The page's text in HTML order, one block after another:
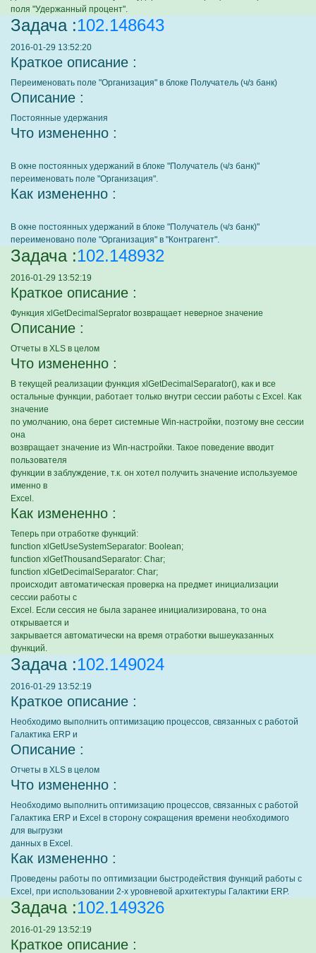
поля "Удержанный процент".
Задача :102.148643
2016-01-29 13:52:20
Краткое описание :
Переименовать поле "Организация" в блоке Получатель (ч/з банк)
Описание :
Постоянные удержания
Что измененно :
В окне постоянных удержаний в блоке "Получатель (ч/з банк)"
переименовать поле "Организация".
Как измененно :
В окне постоянных удержаний в блоке "Получатель (ч/з банк)"
переименовано поле "Организация" в "Контрагент".
Задача :102.148932
2016-01-29 13:52:19
Краткое описание :
Функция xlGetDecimalSeprator возвращает неверное значение
Описание :
Отчеты в XLS в целом
Что измененно :
В текущей реализации функция xlGetDecimalSeparator(), как и все
остальные функции, работает только внутри сессии работы с Excel. Как
значение
по умолчанию, она берет системные Win-настройки, поэтому вне сессии
она
возвращает значение из Win-настройки. Такое поведение вводит
пользователя
функции в заблуждение, т.к. он хотел получить значение используемое
именно в
Excel.
Как измененно :
Теперь при отработке функций:
function xlGetUseSystemSeparator: Boolean;
function xlGetThousandSeparator: Char;
function xlGetDecimalSeparator: Char;
происходит автоматическая проверка на предмет инициализации
сессии работы с
Excel. Если сессия не была заранее инициализирована, то она
открывается и
закрывается автоматически на время отработки вышеуказанных
функций.
Задача :102.149024
2016-01-29 13:52:19
Краткое описание :
Необходимо выполнить оптимизацию процессов, связанных с работой
Галактика ERP и
Описание :
Отчеты в XLS в целом
Что измененно :
Необходимо выполнить оптимизацию процессов, связанных с работой
Галактика ERP и Excel в сторону сокращения времени необходимого
для выгрузки
данных в Excel.
Как измененно :
Проведены работы по оптимизации быстродействия функций работы с
Excel, при использовании 2-х уровневой архитектуры Галактики ERP.
Задача :102.149326
2016-01-29 13:52:19
Краткое описание :